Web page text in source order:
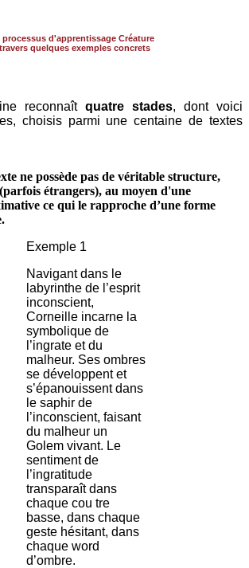
processus d'apprentissage Créature
quelques exemples concrets
reconnaît quatre stades, dont voici
choisis parmi une centaine de textes
ne possède pas de véritable structure,
étrangers), au moyen d'une
ce qui le rapproche d’une forme
Exemple 1
Navigant dans le
labyrinthe de l’esprit
inconscient,
Corneille incarne la
symbolique de
l’ingrate et du
malheur. Ses ombres
se développent et
s’épanouissent dans
le saphir de
l’inconscient, faisant
du malheur un
Golem vivant. Le
sentiment de
l’ingratitude
transparaît dans
chaque cou tre
basse, dans chaque
geste hésitant, dans
chaque word
d’ombre.